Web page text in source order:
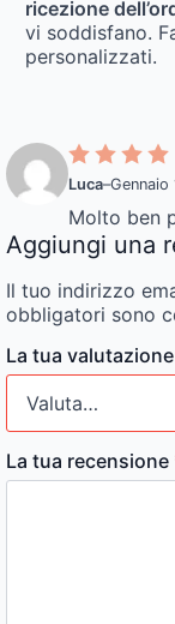
ricezione
vi soddisfano.
personalizzati.
Luca–Gennaio
Molto ben
Aggiungi una
Il tuo indirizzo
obbligatori sono
La tua valutazione
La tua recensione